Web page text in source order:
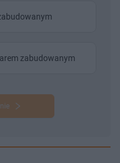
zabudowanym